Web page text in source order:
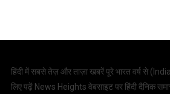
हिंदी में सबसे तेज़ और ताज़ा खबरें पूरे भारत वर्ष से (
लिए पढ़ें News Heights वेबसाइट पर हिंदी दैनिक